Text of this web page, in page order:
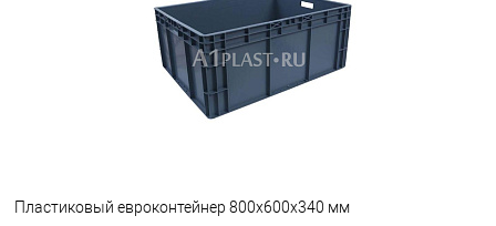
Пластиковый евроконтейнер 800х600х340 мм